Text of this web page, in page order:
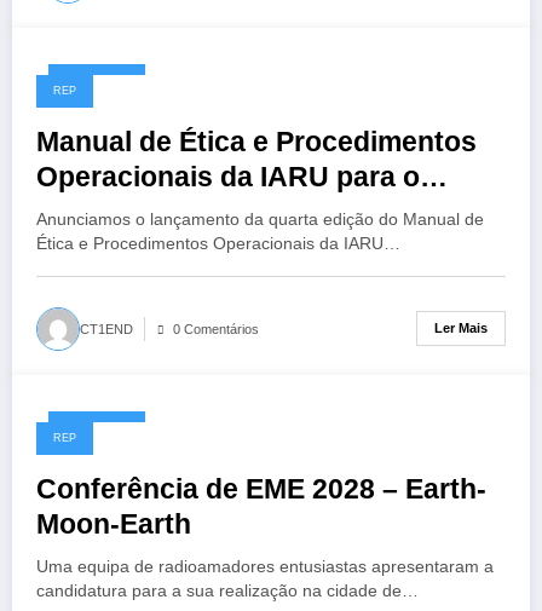
14/07/2026
REP
Manual de Ética e Procedimentos
Operacionais da IARU para o
Radioamador, 4ª Edição
Anunciamos o lançamento da quarta edição do Manual de
Ética e Procedimentos Operacionais da IARU…
CT1END 0 Comentários Ler Mais
13/07/2026
REP
Conferência de EME 2028 – Earth-
Moon-Earth
Uma equipa de radioamadores entusiastas apresentaram a
candidatura para a sua realização na cidade de…